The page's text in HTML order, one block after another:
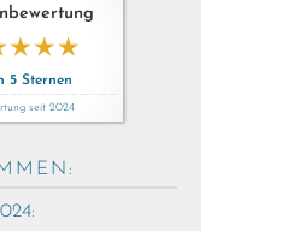
5 Sternen
seit 2024